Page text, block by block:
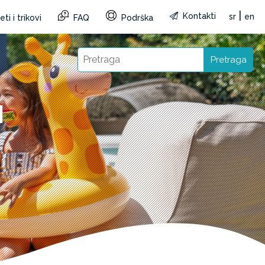
i trikovi FAQ Podrška Kontakti sr en
Pretraga